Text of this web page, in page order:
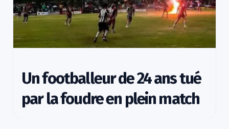
Un footballeur de 24 ans tué
par la foudre en plein match